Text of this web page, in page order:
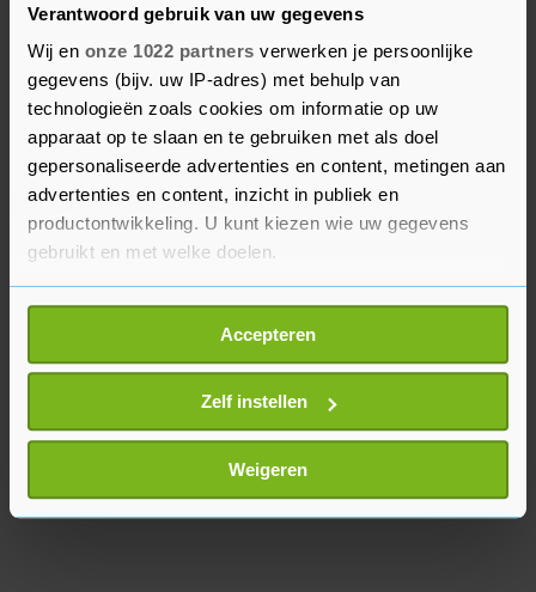
Verantwoord gebruik van uw gegevens
Wij en onze 1022 partners verwerken je persoonlijke
gegevens (bijv. uw IP-adres) met behulp van
technologieën zoals cookies om informatie op uw
apparaat op te slaan en te gebruiken met als doel
gepersonaliseerde advertenties en content, metingen aan
advertenties en content, inzicht in publiek en
productontwikkeling. U kunt kiezen wie uw gegevens
gebruikt en met welke doelen.
Als u het toestaat, willen we ook graag:
Informatie verzamelen over uw geografische
locatie, die tot een paar meter nauwkeurig kan zijn
Uw apparaat identificeren door het actief te
scannen op specifieke eigenschappen (fingerprinting)
Lees meer over hoe uw persoonlijke gegevens worden
verwerkt en stel uw voorkeuren in het
U kunt uw toestemming op elk moment wijzigen of
Accepteren
Zelf instellen
Weigeren
Maar tegen Paris Saint-Germain hebben we ook
gestunt. Als dat nog een keer lukt, is dat een
grote stap vooruit", aldus Clement. "We zullen
proberen te spelen met overtuiging en lef. We
moeten onder hun pressie uit kunnen voetballen.
Het geloof is er". Behalve Lang zijn ook de
Nederlanders Ruud Vormer en Bas Dost met de
Belgische kampioen meegereisd naar Leipzig.